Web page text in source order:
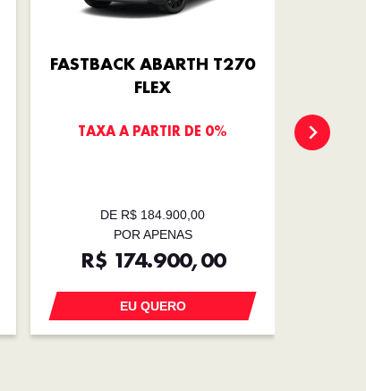
FASTBACK ABARTH T270
FLEX
TAXA A PARTIR DE 0%
DE R$ 184.900,00
POR APENAS
R$ 174.900,00
EU QUERO
TROCA |